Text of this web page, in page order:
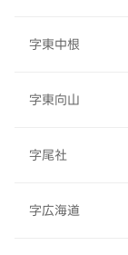
字東中根
字東向山
字尾社
字広海道